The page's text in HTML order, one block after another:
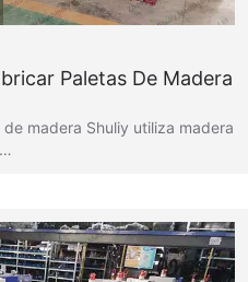
Paletas De Madera
madera Shuliy utiliza madera